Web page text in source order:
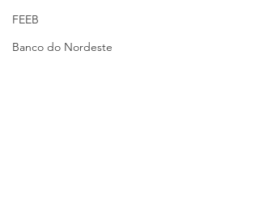
FEEB
Banco do Nordeste